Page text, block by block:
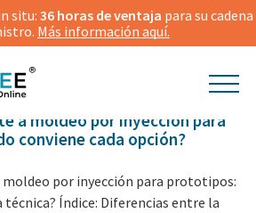
situ: 36 horas de ventaja para su cadena
Más información aquí.
a moldeo por inyección para
conviene cada opción?
por inyección para prototipos:
técnica? Índice: Diferencias entre la